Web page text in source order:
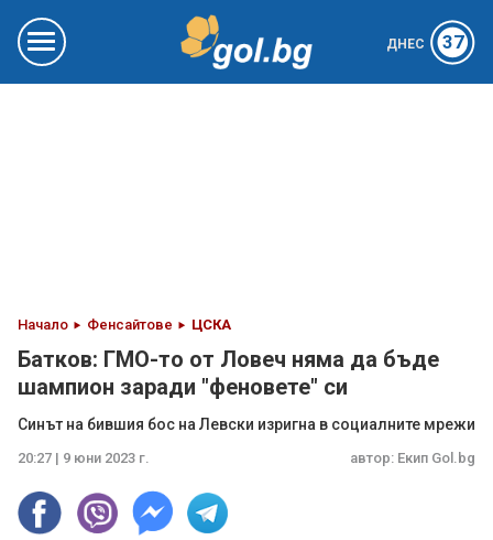
ДНЕС 37
Начало Фенсайтове ЦСКА
Батков: ГМО-то от Ловеч няма да бъде
шампион заради "феновете" си
Синът на бившия бос на Левски изригна в социалните мрежи
20:27 | 9 юни 2023 г. автор: Екип Gol.bg